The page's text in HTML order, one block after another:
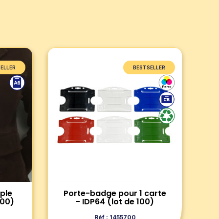
A6
BESTSELLER
Porte-badge pour 1 carte -
IDP64 (lot de 100)
Découvrez notre porte-badge
IDP64, conçu pour un usage
Porte-badge pour 1 carte
- IDP64 (lot de 100)
Réf : 1455700
Voir le produit